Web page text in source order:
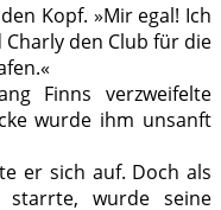
Kopf. »Mir egal! Ich
den Club für die
Finns verzweifelte
wurde ihm unsanft
er sich auf. Doch als
starrte, wurde seine